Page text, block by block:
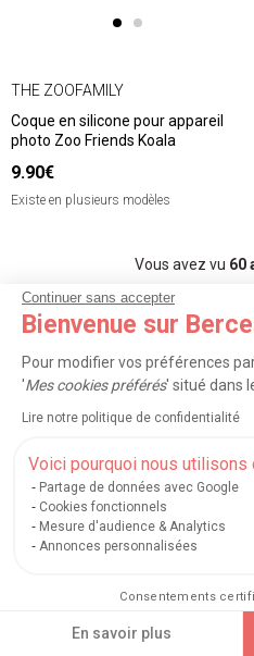
Continuer sans accepter
Bienvenue sur
Pour modifier vos préférences
'Mes cookies préférés' situé dans
Lire notre politique de confidentialité
Voici pourquoi nous utilisons
Partage de données avec Google
Cookies fonctionnels
Mesure d'audience & Analytics
Annonces personnalisées
Consentements
En savoir plus
THE ZOOFAMILY
Coque en silicone pour appareil
photo Zoo Friends Koala
9.90€
Existe en plusieurs modèles
Vous avez vu 60
Afficher
TRIER
Découvrez toutes